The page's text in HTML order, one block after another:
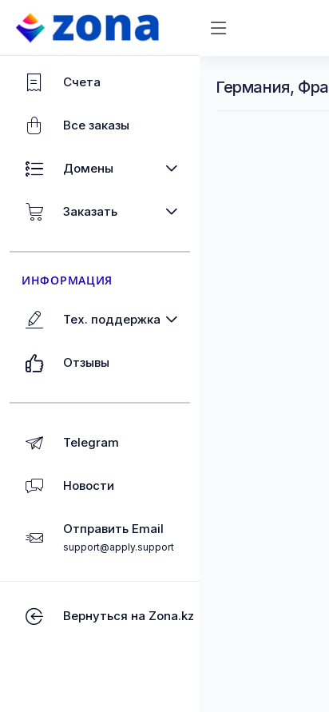
Счета
Все заказы
Домены
Заказать
ИНФОРМАЦИЯ
Тех. поддержка
Отзывы
Telegram
Новости
Отправить Email
support@apply.support
Вернуться на Zona.kz
Германия,